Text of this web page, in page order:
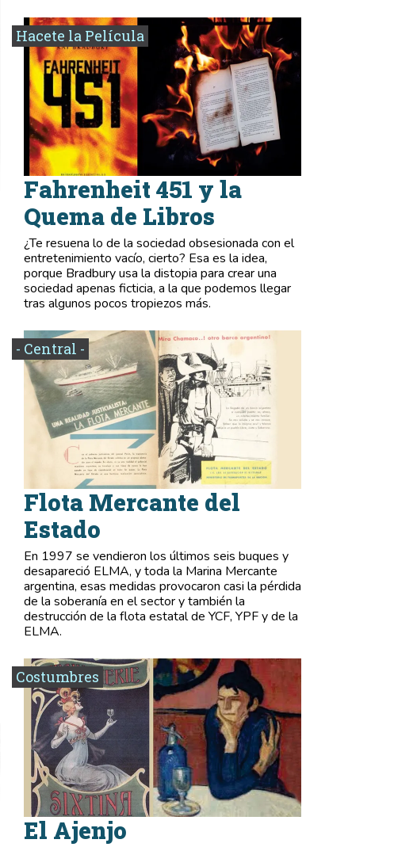
Hacete la Película
Fahrenheit 451 y la
Quema de Libros
¿Te resuena lo de la sociedad obsesionada con el
entretenimiento vacío, cierto? Esa es la idea,
porque Bradbury usa la distopia para crear una
sociedad apenas ficticia, a la que podemos llegar
tras algunos pocos tropiezos más.
- Central -
Flota Mercante del
Estado
En 1997 se vendieron los últimos seis buques y
desapareció ELMA, y toda la Marina Mercante
argentina, esas medidas provocaron casi la pérdida
de la soberanía en el sector y también la
destrucción de la flota estatal de YCF, YPF y de la
ELMA.
Costumbres
El Ajenjo